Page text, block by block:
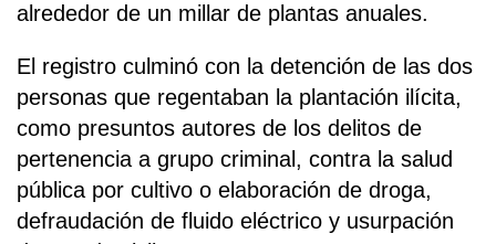
alrededor de un millar de plantas anuales.
El registro culminó con la detención de las dos
personas que regentaban la plantación ilícita,
como presuntos autores de los delitos de
pertenencia a grupo criminal, contra la salud
pública por cultivo o elaboración de droga,
defraudación de fluido eléctrico y usurpación